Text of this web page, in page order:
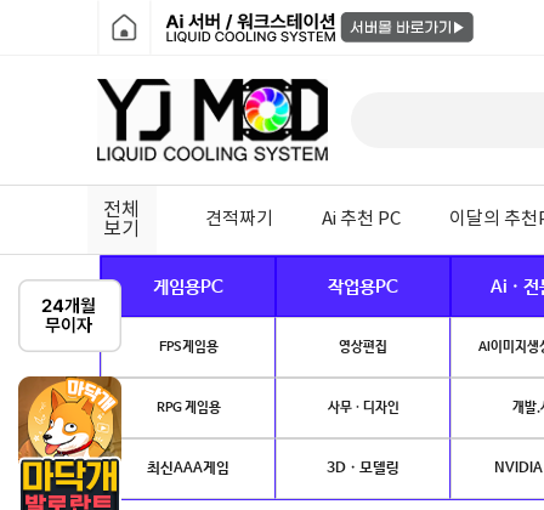
전체
보기
견적짜기 Ai 추천 PC 이달의 추천
게임용PC 작업용PC Ai · 전
FPS게임용 영상편집 AI이미지생
RPG 게임용 사무 · 디자인 개발.
최신AAA게임 3D · 모델링